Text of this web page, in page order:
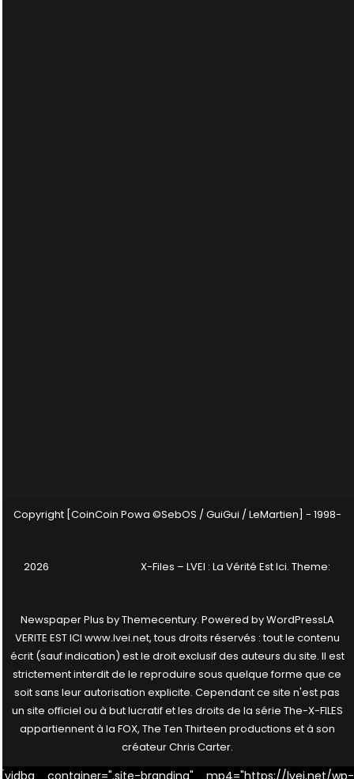
Copyright [CoinCoin Powa ©SebOS / GuiGui / LeMartien] - 1998-
2026 X-Files – LVEI : La Vérité Est Ici. Theme:
Newspaper Plus byThemecentury. Powered byWordPressLA
VERITE EST ICI www.lvei.net, tous droits réservés : tout le contenu
écrit (sauf indication) est le droit exclusif des auteurs du site. Il est
strictement interdit de le reproduire sous quelque forme que ce
soit sans leur autorisation explicite. Cependant ce site n'est pas
un site officiel ou à but lucratif et les droits de la série The-X-FILES
appartiennent à la FOX, The Ten Thirteen productions et à son
créateur Chris Carter.
[vidbg container=".site-branding" mp4="https://lvei.net/wp-